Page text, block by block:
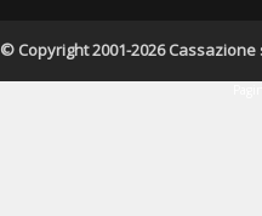
© Copyright 2001-2026 Cassazione